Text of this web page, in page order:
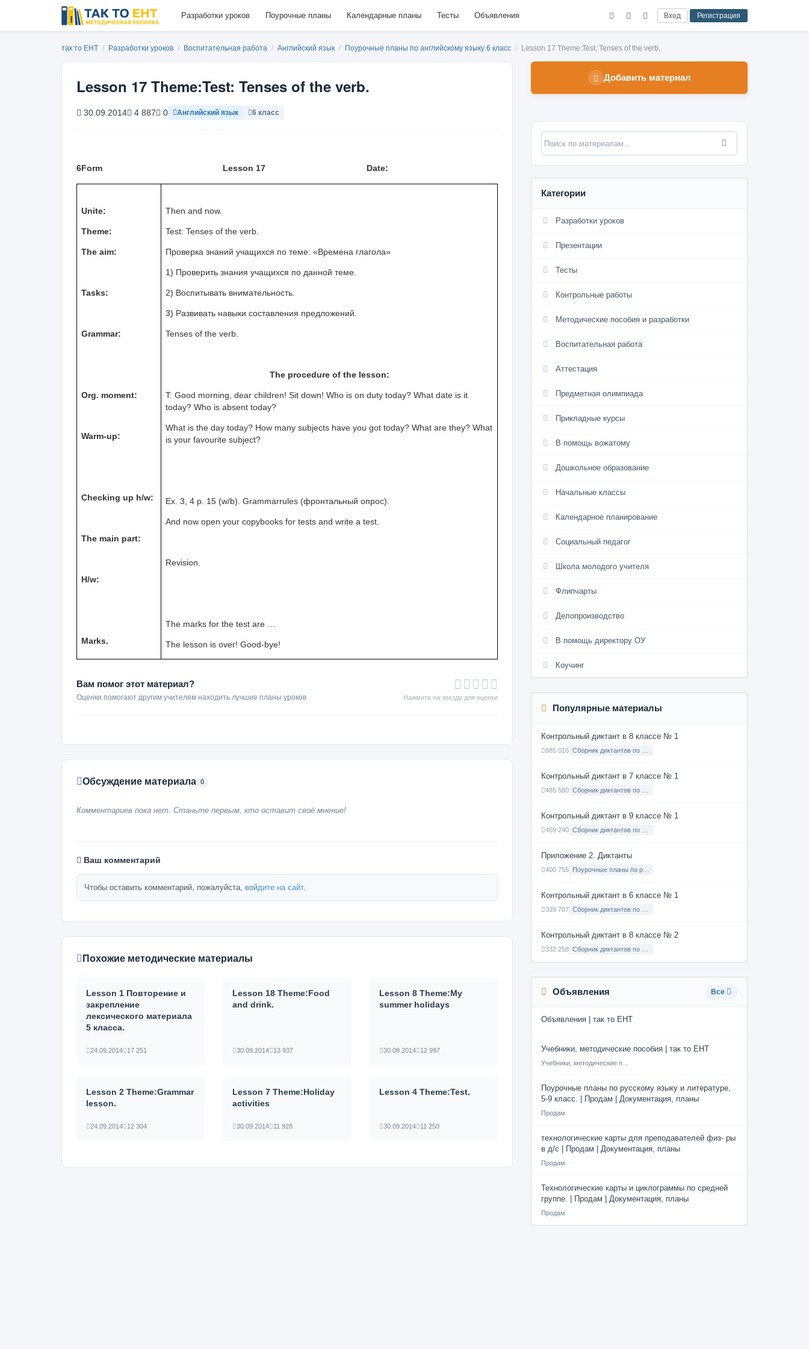
Разработки уроков Поурочные планы Календарные планы Тесты Объявления Вход Регистрация
так то ЕНТ / Разработки уроков / Воспитательная работа / Английский язык / Поурочные планы по английскому языку 6 класс / Lesson 17 Theme:Test: Tenses of the verb.
Lesson 17 Theme:Test: Tenses of the verb.
30.09.2014 4 887 0 Английский язык 6 класс
6Form Lesson 17 Date:
Unite:
Theme:
The aim:
Tasks:
Grammar:
Org. moment:
Warm-up:
Checking up h/w:
The main part:
H/w:
Marks.
Then and now.
Test: Tenses of the verb.
Проверка знаний учащихся по теме: «Времена глагола»
1) Проверить знания учащихся по данной теме.
2) Воспитывать внимательность.
3) Развивать навыки составления предложений.
Tenses of the verb.
The procedure of the lesson:
T: Good morning, dear children! Sit down! Who is on duty today? What date is it
today? Who is absent today?
What is the day today? How many subjects have you got today? What are they? What
is your favourite subject?
Ex . 3, 4 p . 15 (w/b).Grammarrules (фронтальный опрос).
And now open your copybooks for tests and write a test.
Revision.
The marks for the test are …
The lesson is over! Good-bye!
Вам помог этот материал?
Оценки помогают другим учителям находить лучшие планы уроков Нажмите на звезду для оценки
Обсуждение материала 0
Комментариев пока нет. Станьте первым, кто оставит своё мнение!
Ваш комментарий
Чтобы оставить комментарий, пожалуйста, войдите на сайт.
Похожие методические материалы
Lesson 1 Повторение и
закрепление
лексического материала
5 класса.
24.09.2014 17 251
Lesson 18 Theme:Food
and drink.
30.09.2014 13 937
Lesson 8 Theme:My
summer holidays
30.09.2014 12 997
Lesson 2 Theme:Grammar
lesson.
24.09.2014 12 304
Lesson 7 Theme:Holiday
activities
30.09.2014 11 928
Lesson 4 Theme:Test.
30.09.2014 11 250
Добавить материал
Категории
Разработки уроков
Презентации
Тесты
Контрольные работы
Методические пособия и разработки
Воспитательная работа
Аттестация
Предметная олимпиада
Прикладные курсы
В помощь вожатому
Дошкольное образование
Начальные классы
Календарное планирование
Социальный педагог
Школа молодого учителя
Флипчарты
Делопроизводство
В помощь директору ОУ
Коучинг
Популярные материалы
Контрольный диктант в 8 классе № 1
685 016
Контрольный диктант в 7 классе № 1
485 580
Контрольный диктант в 9 классе № 1
459 240
Приложение 2. Диктанты
400 755
Контрольный диктант в 6 классе № 1
339 707
Контрольный диктант в 8 классе № 2
332 258
Объявления Все
Объявления | так то ЕНТ
Учебники, методические пособия | так то ЕНТ
Поурочные планы по русскому языку и литературе,
5-9 класс. | Продам | Документация, планы
Продам
технологические карты для преподавателей физ- ры
в д/с | Продам | Документация, планы
Продам
Технологические карты и циклограммы по средней
группе. | Продам | Документация, планы
Продам